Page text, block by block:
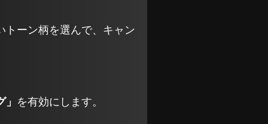
トーン柄を選んで、キャン
を有効にします。